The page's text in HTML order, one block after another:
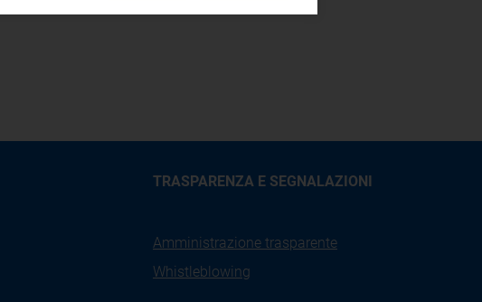
TRASPARENZA E SEGNALAZIONI
Amministrazione trasparente
Whistleblowing